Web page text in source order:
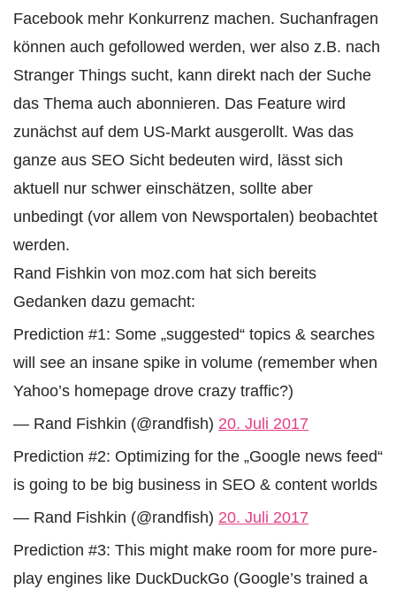
Facebook mehr Konkurrenz machen. Suchanfragen
können auch gefollowed werden, wer also z.B. nach
Stranger Things sucht, kann direkt nach der Suche
das Thema auch abonnieren. Das Feature wird
zunächst auf dem US-Markt ausgerollt. Was das
ganze aus SEO Sicht bedeuten wird, lässt sich
aktuell nur schwer einschätzen, sollte aber
unbedingt (vor allem von Newsportalen) beobachtet
werden.
Rand Fishkin von moz.com hat sich bereits
Gedanken dazu gemacht:
Prediction #1: Some „suggested“ topics & searches
will see an insane spike in volume (remember when
Yahoo’s homepage drove crazy traffic?)
— Rand Fishkin (@randfish) 20. Juli 2017
Prediction #2: Optimizing for the „Google news feed“
is going to be big business in SEO & content worlds
— Rand Fishkin (@randfish) 20. Juli 2017
Prediction #3: This might make room for more pure-
play engines like DuckDuckGo (Google’s trained a